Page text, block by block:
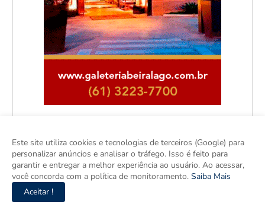
Este site utiliza cookies e tecnologias de terceiros (Google) para
personalizar anúncios e analisar o tráfego. Isso é feito para
garantir e entregar a melhor experiência ao usuário. Ao acessar,
você concorda com a política de monitoramento. Saiba Mais
Aceitar !